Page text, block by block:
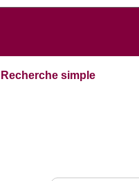
Recherche simple